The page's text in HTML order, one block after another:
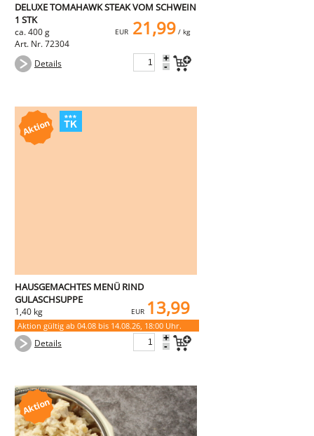
DELUXE TOMAHAWK STEAK VOM SCHWEIN
1 STK
ca. 400 g
Art. Nr. 72304
EUR 21,99/ kg
Details +
-
HAUSGEMACHTES MENÜ RIND
GULASCHSUPPE
1,40 kg
Art. Nr. 4139
EUR 13,99
Aktion gültig ab 04.08 bis 14.08.26, 18:00 Uhr.
Details +
-